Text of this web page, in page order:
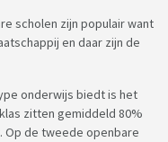
scholen zijn populair want
en daar zijn de
onderwijs biedt is het
zitten gemiddeld 80%
Op de tweede openbare